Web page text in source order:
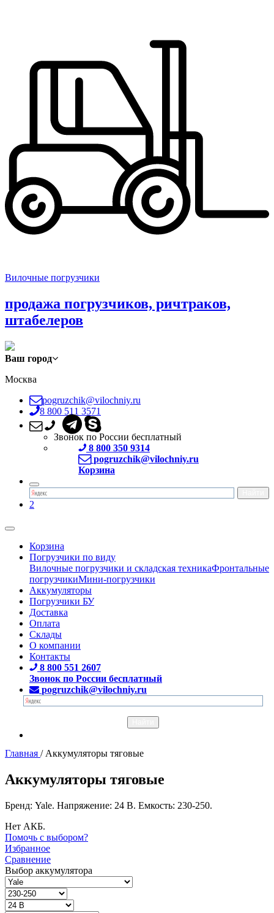
Вилочные погрузчики
продажа погрузчиков, ричтраков,
штабелеров
Ваш город
Москва
pogruzchik@vilochniy.ru
8 800 511 3571
Звонок по России бесплатный
8 800 350 9314
pogruzchik@vilochniy.ru
Корзина
2
Корзина
Погрузчики по виду
Вилочные погрузчики и складская техникаФронтальные
погрузчикиМини-погрузчики
Аккумуляторы
Погрузчики БУ
Доставка
Оплата
Склады
О компании
Контакты
8 800 551 2607
Звонок по России бесплатный
pogruzchik@vilochniy.ru
Главная / Аккумуляторы тяговые
Аккумуляторы тяговые
Бренд: Yale. Напряжение: 24 В. Емкость: 230-250.
Нет АКБ.
Помочь с выбором?
Избранное
Сравнение
Выбор аккумулятора